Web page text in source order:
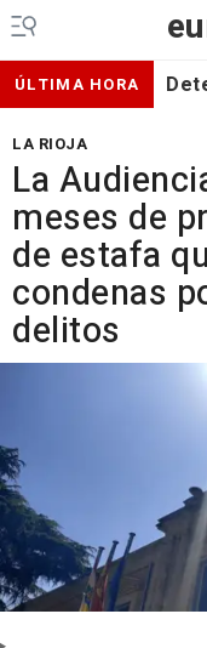
ÚLTIMA HORA
LA RIOJA
La
meses de
de estafa
condenas
delitos